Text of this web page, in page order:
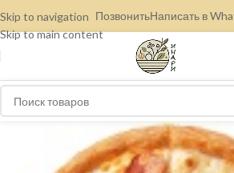
Skip to navigation
Skip to main content
ПозвонитьНаписать в